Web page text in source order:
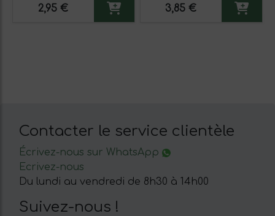
2,95 € 3,85 €
Contacter le service clientèle
Écrivez-nous sur WhatsApp
Ecrivez-nous
Du lundi au vendredi de 8h30 à 14h00
Suivez-nous !